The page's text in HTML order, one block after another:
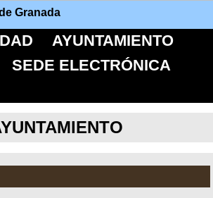
Granada
AYUNTAMIENTO
SEDE ELECTRÓNICA